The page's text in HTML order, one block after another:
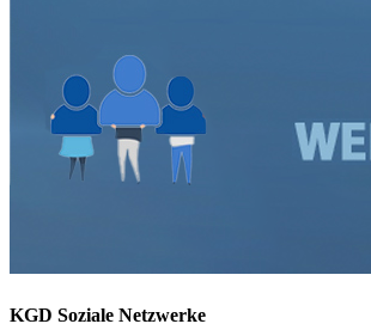
KGD Soziale Netzwerke